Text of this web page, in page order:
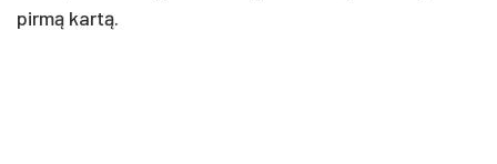
pirmą kartą.